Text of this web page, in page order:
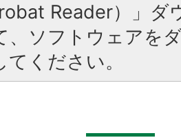
Reader）」ダ
、ソフトウェアを
ください。